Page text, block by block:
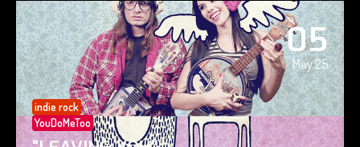
05
May 25
indie rock
YouDoMeToo